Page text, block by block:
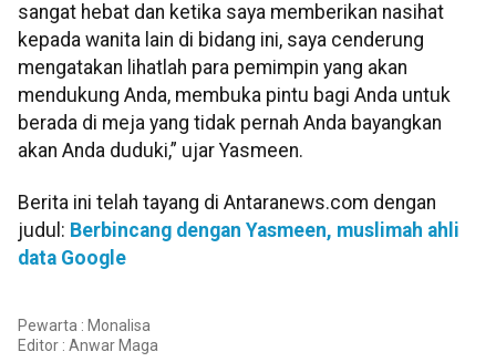
sangat hebat dan ketika saya memberikan nasihat
kepada wanita lain di bidang ini, saya cenderung
mengatakan lihatlah para pemimpin yang akan
mendukung Anda, membuka pintu bagi Anda untuk
berada di meja yang tidak pernah Anda bayangkan
akan Anda duduki,” ujar Yasmeen.
Berita ini telah tayang di Antaranews.com dengan
judul: Berbincang dengan Yasmeen, muslimah ahli
data Google
Pewarta : Monalisa
Editor : Anwar Maga